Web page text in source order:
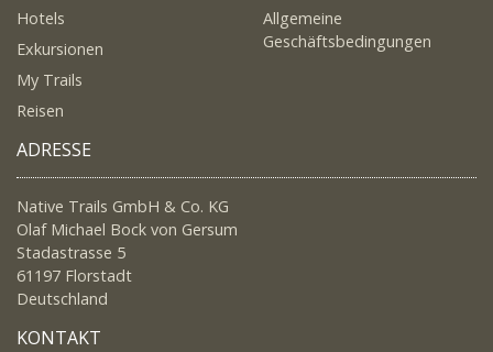
Hotels
Exkursionen
My Trails
Reisen
Allgemeine
Geschäftsbedingungen
ADRESSE
Native Trails GmbH & Co. KG
Olaf Michael Bock von Gersum
Stadastrasse 5
61197 Florstadt
Deutschland
KONTAKT